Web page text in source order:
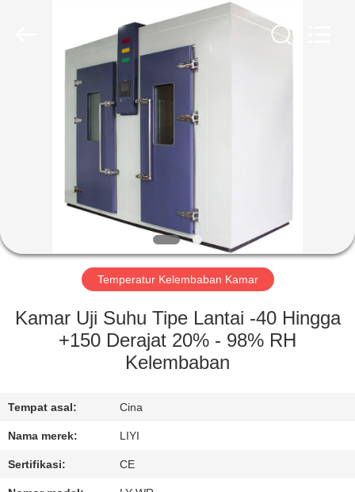
RUMAH
PRODUK
TENTANG
TUR
KONTROL
HUBUNGI
KAMI
Temperatur Kelembaban Kamar
Kamar Uji Suhu Tipe Lantai -40 Hingga
+150 Derajat 20% - 98% RH
Kelembaban
Tempat asal: Cina
Nama merek: LIYI
Sertifikasi: CE